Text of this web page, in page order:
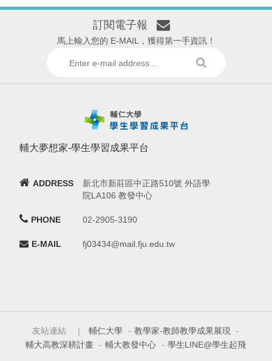
訂閱電子報
馬上輸入您的 E-MAIL，獲得第一手資訊！
輔大夢想家-學生學習成果平台
ADDRESS
新北市新莊區中正路510號 外語學
院LA106 教發中心
PHONE 02-2905-3190
E-MAIL fj03434@mail.fju.edu.tw
友站連結 ｜ 輔仁大學 - 教學家-教師教學成果展現 -
輔大高教深耕計畫 - 輔大教發中心 - 學生LINE@學生起飛